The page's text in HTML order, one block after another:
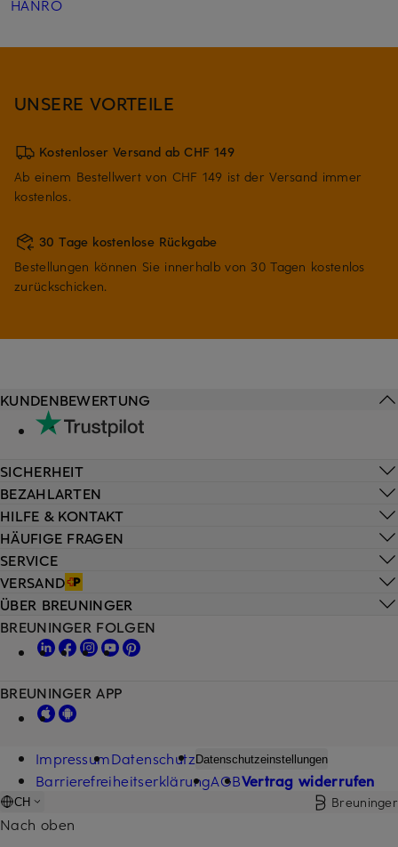
HANRO
UNSERE VORTEILE
Kostenloser Versand ab CHF 149
Ab einem Bestellwert von CHF 149 ist der Versand immer
kostenlos.
30 Tage kostenlose Rückgabe
Bestellungen können Sie innerhalb von 30 Tagen kostenlos
zurückschicken.
HILFE & KONTAKT
HÄUFIGE FRAGEN
SERVICE
VERSAND
KUNDENBEWERTUNG
SICHERHEIT
BEZAHLARTEN
ÜBER BREUNINGER
BREUNINGER FOLGEN
BREUNINGER APP
ImpressumDatenschutzDatenschutzeinstellungen
BarrierefreiheitserklärungAGBVertrag widerrufen
CH Breuninger
Nach oben